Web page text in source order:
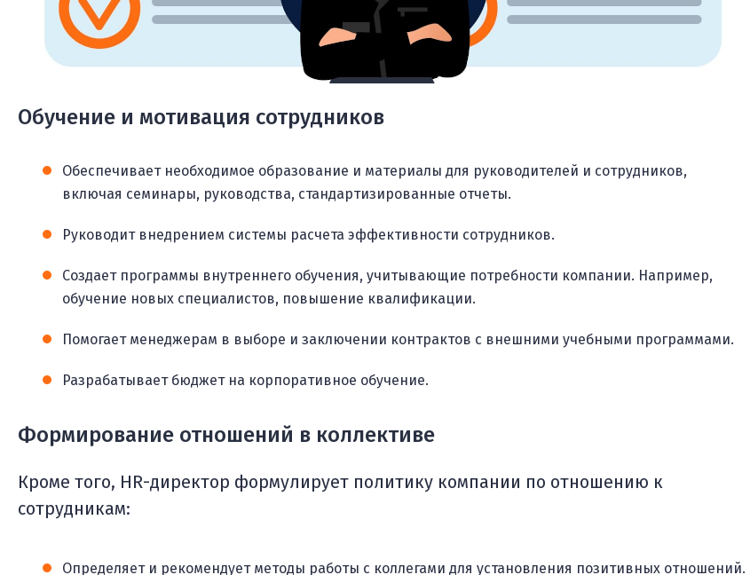
Обучение и мотивация сотрудников
Обеспечивает необходимое образование и материалы для руководителей и сотрудников,
включая семинары, руководства, стандартизированные отчеты.
Руководит внедрением системы расчета эффективности сотрудников.
Создает программы внутреннего обучения, учитывающие потребности компании. Например,
обучение новых специалистов, повышение квалификации.
Помогает менеджерам в выборе и заключении контрактов с внешними учебными программами.
Разрабатывает бюджет на корпоративное обучение.
Формирование отношений в коллективе
Кроме того, HR-директор формулирует политику компании по отношению к
сотрудникам:
Определяет и рекомендует методы работы с коллегами для установления позитивных отношений.